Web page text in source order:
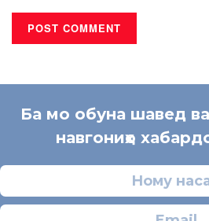
Ба мо обуна шавед ва
навгониҳо